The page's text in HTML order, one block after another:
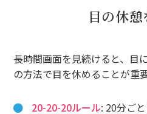
目の休憩
長時間画面を見続けると、目
の方法で目を休めることが重要
20-20-20ルール: 20分ご